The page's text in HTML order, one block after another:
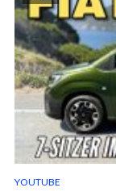
YOUTUBE